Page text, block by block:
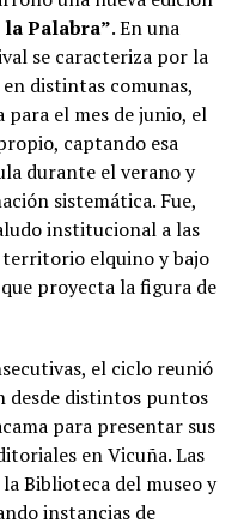
la Palabra”. En una
se caracteriza por la
distintas comunas,
para el mes de junio, el
captando esa
durante el verano y
sistemática. Fue,
institucional a las
territorio elquino y bajo
proyecta la figura de
el ciclo reunió
desde distintos puntos
para presentar sus
en Vicuña. Las
Biblioteca del museo y
instancias de